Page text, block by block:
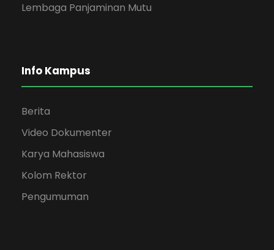
Lembaga Panjaminan Mutu
Info Kampus
Berita
Video Dokumenter
Karya Mahasiswa
Kolom Rektor
Pengumuman